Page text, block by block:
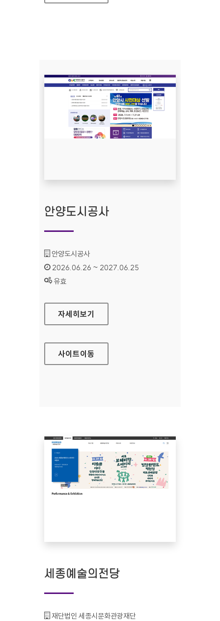
안양도시공사
기관명 :
안양도시공사
인증기간 :
2026.06.26 ~ 2027.06.25
상태 :
유효
안양도시공사
자세히보기
사이트이동
세종예술의전당
기관명 :
재단법인 세종시문화관광재단